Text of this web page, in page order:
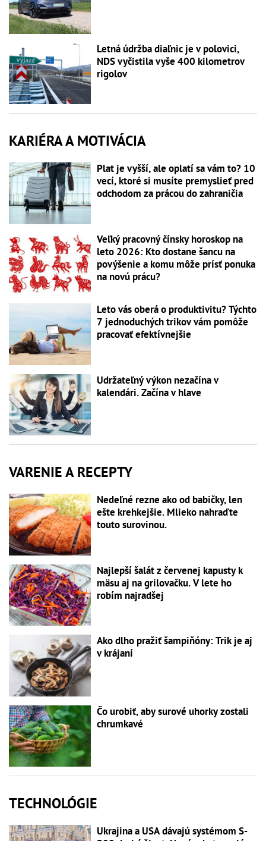
Letná údržba diaľnic je v polovici,
NDS vyčistila vyše 400 kilometrov
rigolov
KARIÉRA A MOTIVÁCIA
Plat je vyšší, ale oplatí sa vám to? 10
vecí, ktoré si musíte premyslieť pred
odchodom za prácou do zahraničia
Veľký pracovný čínsky horoskop na
leto 2026: Kto dostane šancu na
povýšenie a komu môže prísť ponuka
na novú prácu?
Leto vás oberá o produktivitu? Týchto
7 jednoduchých trikov vám pomôže
pracovať efektívnejšie
Udržateľný výkon nezačína v
kalendári. Začína v hlave
VARENIE A RECEPTY
Nedeľné rezne ako od babičky, len
ešte krehkejšie. Mlieko nahraďte
touto surovinou.
Najlepší šalát z červenej kapusty k
mäsu aj na grilovačku. V lete ho
robím najradšej
Ako dlho pražiť šampiňóny: Trik je aj
v krájaní
Čo urobiť, aby surové uhorky zostali
chrumkavé
TECHNOLÓGIE
Ukrajina a USA dávajú systémom S-